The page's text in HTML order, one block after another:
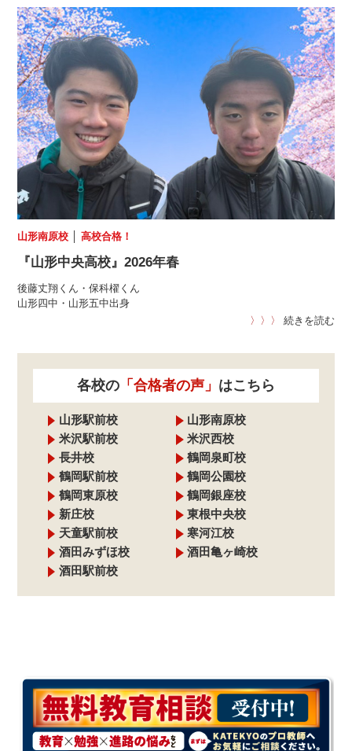
山形南原校 │高校合格！
『山形中央高校』2026年春
後藤丈翔くん・保科櫂くん
山形四中・山形五中出身
〉〉〉
続きを読む
各校の 「合格者の声」 はこちら
山形駅前校
山形南原校
米沢駅前校
米沢西校
長井校
鶴岡泉町校
鶴岡駅前校
鶴岡公園校
鶴岡東原校
鶴岡銀座校
新庄校
東根中央校
天童駅前校
寒河江校
酒田みずほ校
酒田亀ヶ崎校
酒田駅前校